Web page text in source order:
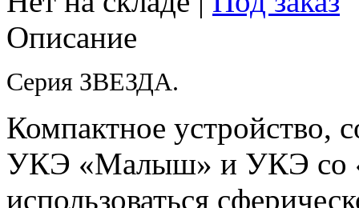
Описание
Серия ЗВЕЗДА.
Компактное устройство,
УКЭ «Малыш» и УКЭ со
использоваться